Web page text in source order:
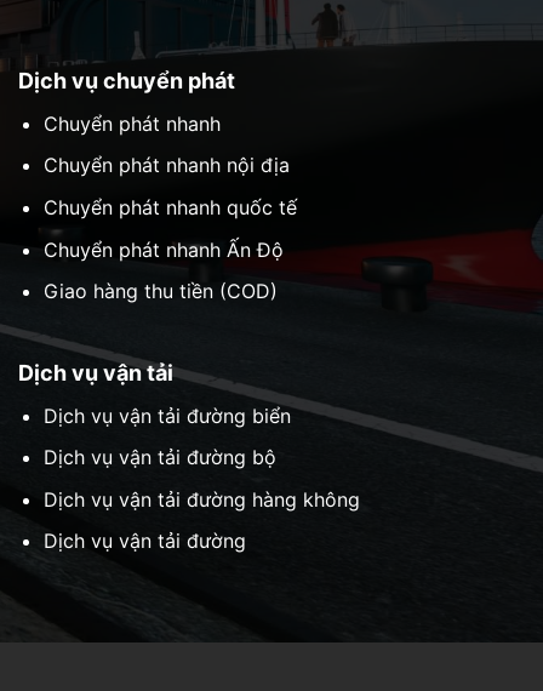
Dịch vụ chuyển phát
Chuyển phát nhanh
Chuyển phát nhanh nội địa
Chuyển phát nhanh quốc tế
Chuyển phát nhanh Ấn Độ
Giao hàng thu tiền (COD)
Dịch vụ vận tải
Dịch vụ vận tải đường biển
Dịch vụ vận tải đường bộ
Dịch vụ vận tải đường hàng không
Dịch vụ vận tải đường